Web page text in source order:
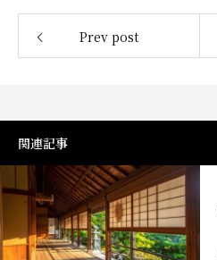
Prev post
関連記事